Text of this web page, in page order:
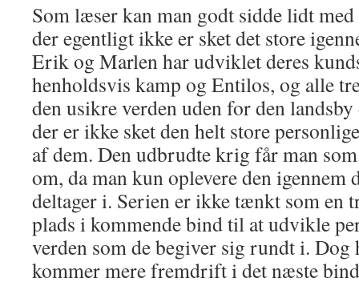
Som læser kan man godt sidde lidt
der egentligt ikke er sket det store
Erik og Marlen har udviklet deres
henholdsvis kamp og Entilos, og alle
den usikre verden uden for den
der er ikke sket den helt store
af dem. Den udbrudte krig får man
om, da man kun oplevere den igennem
deltager i. Serien er ikke tænkt som en
plads i kommende bind til at udvikle
verden som de begiver sig rundt i. Dog
kommer mere fremdrift i det næste